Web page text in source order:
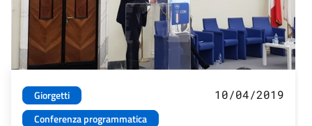
Giorgetti
Conferenza programmatica
10/04/2019